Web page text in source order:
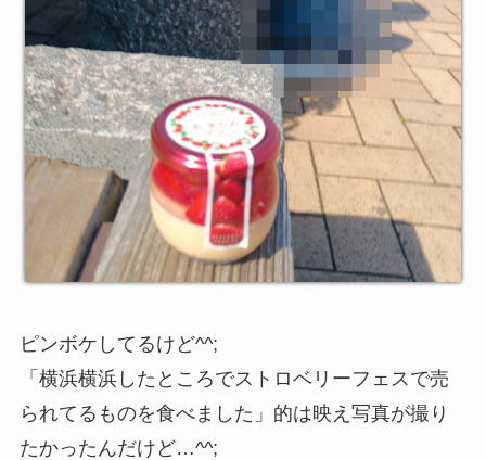
ピンボケしてるけど^^;
「横浜横浜したところでストロベリーフェスで売
られてるものを食べました」的は映え写真が撮り
たかったんだけど…^^;